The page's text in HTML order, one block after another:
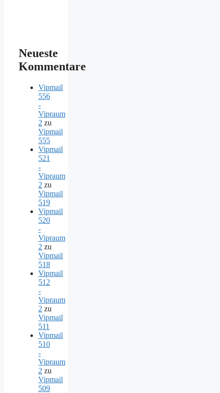
Neueste
Kommentare
Vipmail
556
-
Vipraum
2 zu
Vipmail
555
Vipmail
521
-
Vipraum
2 zu
Vipmail
519
Vipmail
520
-
Vipraum
2 zu
Vipmail
518
Vipmail
512
-
Vipraum
2 zu
Vipmail
511
Vipmail
510
-
Vipraum
2 zu
Vipmail
509